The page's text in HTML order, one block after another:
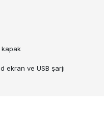
kapak
ekran ve USB şarjı